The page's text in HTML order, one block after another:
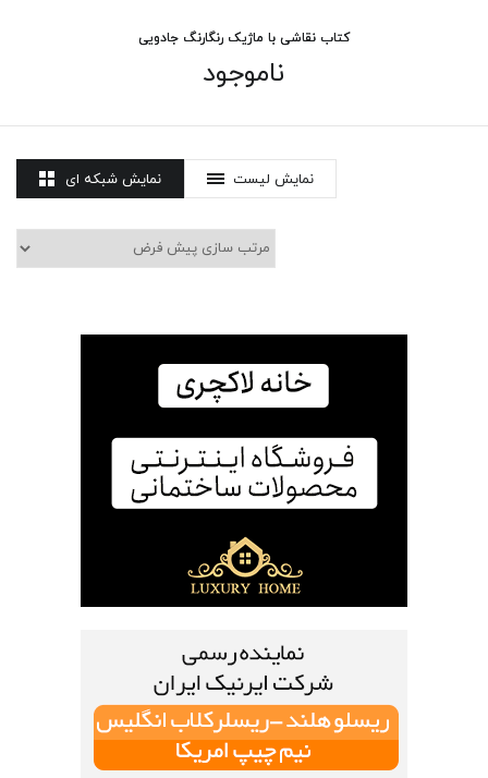
کتاب نقاشی با ماژیک رنگارنگ جادویی
ناموجود
نمایش شبکه ای نمایش لیست